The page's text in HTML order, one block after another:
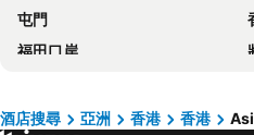
Novotel Hong Kong Citygate
香港天際萬豪酒店
美達會館酒店
屯門
福田口岸
香港國際機場
酒店搜尋 亞洲 香港 香港